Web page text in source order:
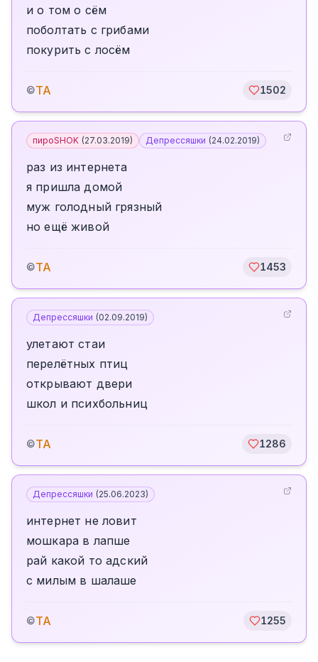
и о том о сём
поболтать с грибами
покурить с лосём
©TA 1502
пироSHOK (27.03.2019) Депрессяшки (24.02.2019)
раз из интернета
я пришла домой
муж голодный грязный
но ещё живой
©TA 1453
Депрессяшки (02.09.2019)
улетают стаи
перелётных птиц
открывают двери
школ и психбольниц
©TA 1286
Депрессяшки (25.06.2023)
интернет не ловит
мошкара в лапше
рай какой то адский
с милым в шалаше
©TA 1255